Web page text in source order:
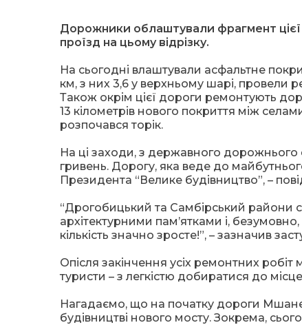
Дорожники облаштували фрагмент
проїзд на цьому відрізку.
На сьогодні влаштували асфальтне
км, з них 3,6 у верхньому шарі, провели
Також окрім цієї дороги ремонтують
13 кілометрів нового покриття між
розпочався торік.
На ці заходи, з державного
гривень. Дорогу, яка веде до
Президента “Велике будівництво”, –
“Дрогобицький та Самбірський райони
архітектурними пам’ятками і,
кількість значно зросте!”, – зазначив
Опісля закінчення усіх ремонтних
туристи – з легкістю добиратися до
Нагадаємо, що на початку дороги
будівництві нового мосту. Зокрема,